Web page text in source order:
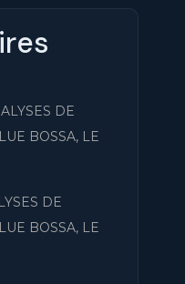
DE
BOSSA, LE
DE
BOSSA, LE